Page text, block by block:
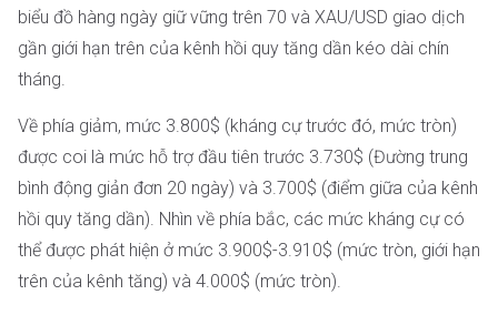
biểu đồ hàng ngày giữ vững trên 70 và XAU/USD giao dịch
gần giới hạn trên của kênh hồi quy tăng dần kéo dài chín
tháng.
Về phía giảm, mức 3.800$ (kháng cự trước đó, mức tròn)
được coi là mức hỗ trợ đầu tiên trước 3.730$ (Đường trung
bình động giản đơn 20 ngày) và 3.700$ (điểm giữa của kênh
hồi quy tăng dần). Nhìn về phía bắc, các mức kháng cự có
thể được phát hiện ở mức 3.900$-3.910$ (mức tròn, giới hạn
trên của kênh tăng) và 4.000$ (mức tròn).